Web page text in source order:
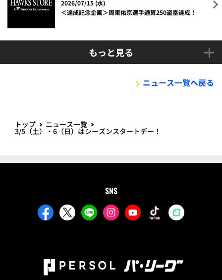
2026/07/15 (水)
＜達成記念企画＞周東佑京選手通算250盗塁達成！
もっと見る
ニュース一覧へ戻る
トップ ニュース一覧
3/5（土）・6（日）はシーズンスタートデー！
SNS